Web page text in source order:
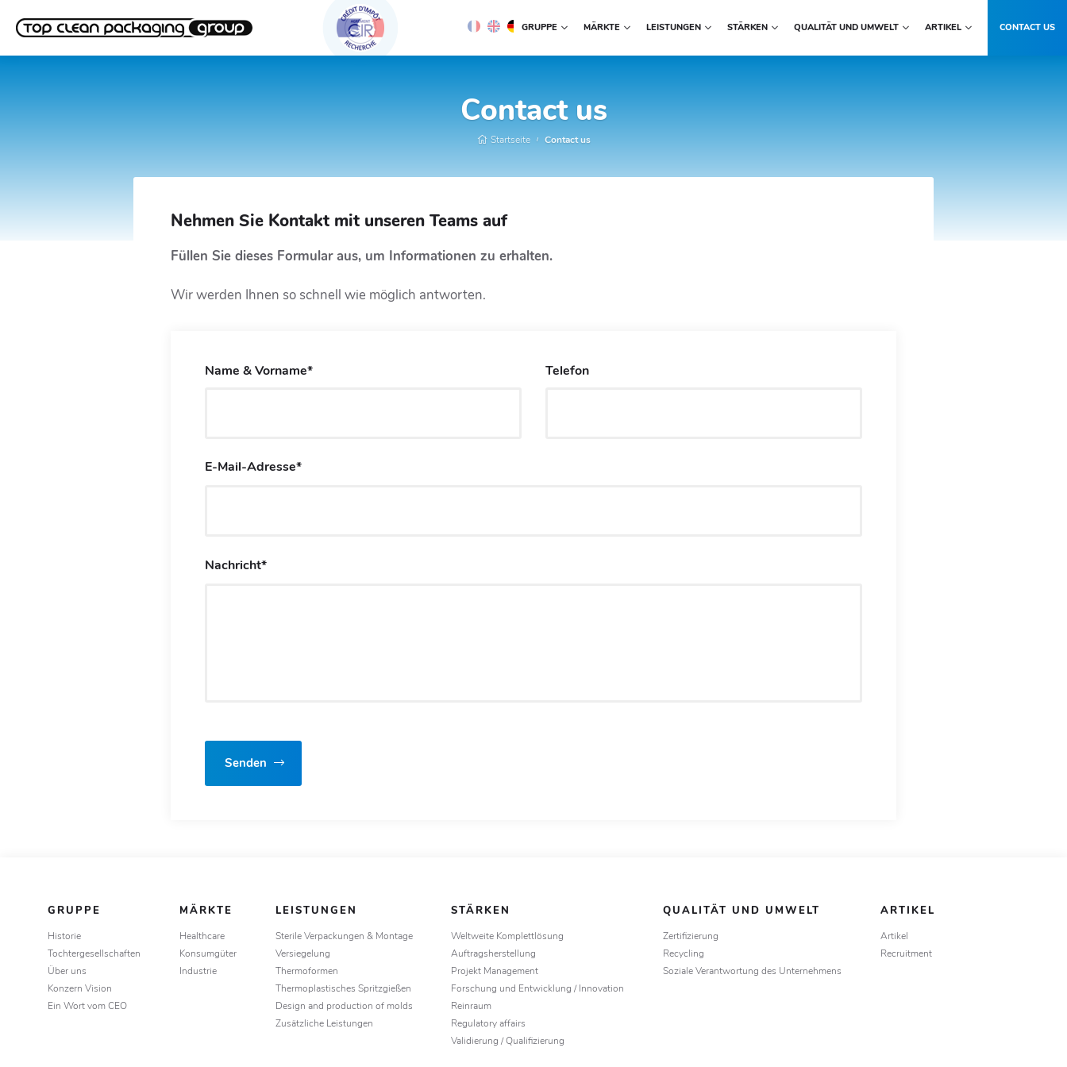
GRUPPE MÄRKTE LEISTUNGEN STÄRKEN QUALITÄT UND UMWELT ARTIKEL CONTACT US
Contact us
Startseite Contact us
Nehmen Sie Kontakt mit unseren Teams auf
Füllen Sie dieses Formular aus, um Informationen zu erhalten.
Wir werden Ihnen so schnell wie möglich antworten.
Name & Vorname* Telefon
E-Mail-Adresse*
Nachricht*
Senden
GRUPPE
Historie
Tochtergesellschaften
Über uns
Konzern Vision
Ein Wort vom CEO
MÄRKTE
Healthcare
Konsumgüter
Industrie
LEISTUNGEN
Sterile Verpackungen & Montage
Versiegelung
Thermoformen
Thermoplastisches Spritzgießen
Design and production of molds
Zusätzliche Leistungen
STÄRKEN
Weltweite Komplettlösung
Auftragsherstellung
Projekt Management
Forschung und Entwicklung / Innovation
Reinraum
Regulatory affairs
Validierung / Qualifizierung
QUALITÄT UND UMWELT
Zertifizierung
Recycling
Soziale Verantwortung des Unternehmens
ARTIKEL
Artikel
Recruitment